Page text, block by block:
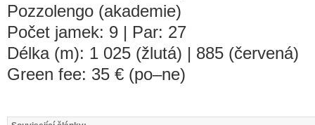
Pozzolengo (akademie)
Počet jamek: 9 | Par: 27
Délka (m): 1 025 (žlutá) | 885 (červená)
Green fee: 35 € (po–ne)